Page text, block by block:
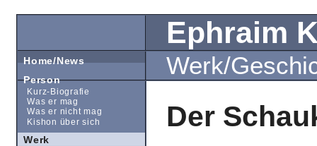
Ephraim
Werk/
Der
Home/News
Person
Kurz-Biografie
Was er mag
Was er nicht mag
Kishon über sich
Werk